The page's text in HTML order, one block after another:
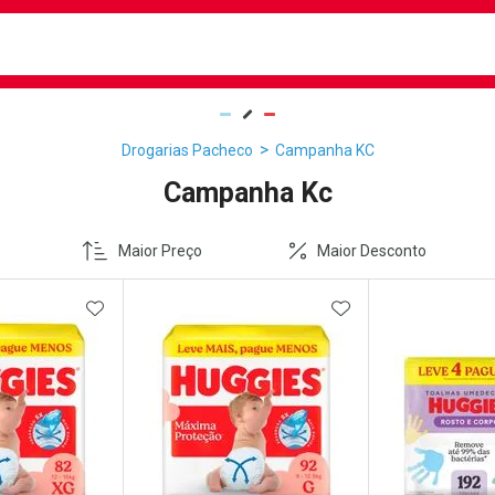
Drogarias Pacheco Campanha KC
Campanha Kc
Maior Preço Maior Desconto
ADICIONAR AOS FAVORITOSADICIONAR AOS